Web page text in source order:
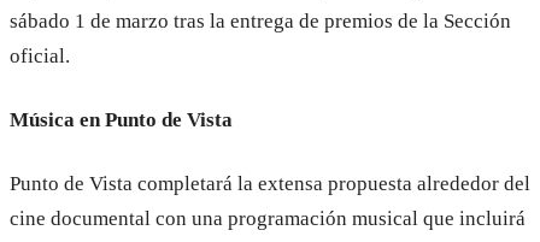
sábado 1 de marzo tras la entrega de premios de la Sección
oficial.
Música en Punto de Vista
Punto de Vista completará la extensa propuesta alrededor del
cine documental con una programación musical que incluirá